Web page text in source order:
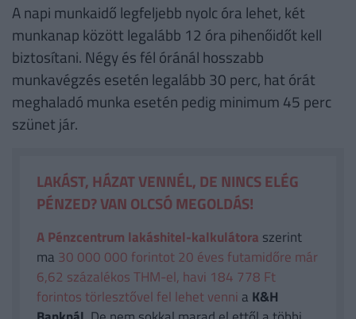
A napi munkaidő legfeljebb nyolc óra lehet, két
munkanap között legalább 12 óra pihenőidőt kell
biztosítani. Négy és fél óránál hosszabb
munkavégzés esetén legalább 30 perc, hat órát
meghaladó munka esetén pedig minimum 45 perc
szünet jár.
LAKÁST, HÁZAT VENNÉL, DE NINCS ELÉG
PÉNZED? VAN OLCSÓ MEGOLDÁS!
A Pénzcentrum lakáshitel-kalkulátora szerint
ma 30 000 000 forintot 20 éves futamidőre már
6,62 százalékos THM-el, havi 184 778 Ft
forintos törlesztővel fel lehet venni a K&H